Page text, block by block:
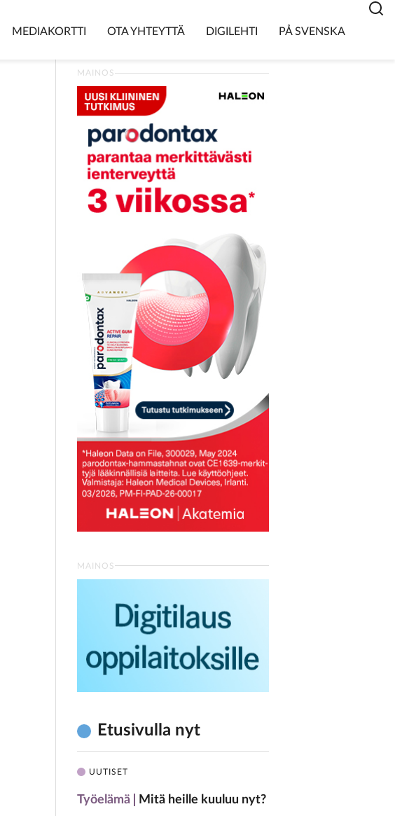
MEDIAKORTTI OTA YHTEYTTÄ DIGILEHTI PÅ SVENSKA
MAINOS
MAINOS
Etusivulla nyt
UUTISET
Työelämä Mitä heille kuuluu nyt?